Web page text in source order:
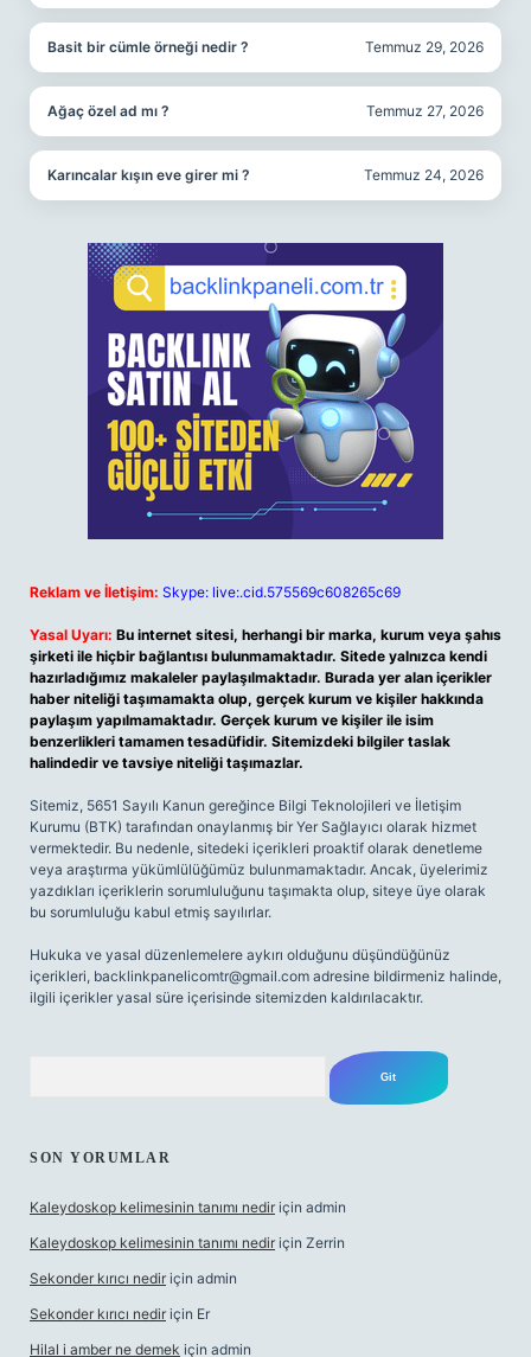
Basit bir cümle örneği nedir ? Temmuz 29, 2026
Ağaç özel ad mı ? Temmuz 27, 2026
Karıncalar kışın eve girer mi ? Temmuz 24, 2026
Reklam ve İletişim: Skype: live:.cid.575569c608265c69
Yasal Uyarı: Bu internet sitesi, herhangi bir marka, kurum veya şahıs
şirketi ile hiçbir bağlantısı bulunmamaktadır. Sitede yalnızca kendi
hazırladığımız makaleler paylaşılmaktadır. Burada yer alan içerikler
haber niteliği taşımamakta olup, gerçek kurum ve kişiler hakkında
paylaşım yapılmamaktadır. Gerçek kurum ve kişiler ile isim
benzerlikleri tamamen tesadüfidir. Sitemizdeki bilgiler taslak
halindedir ve tavsiye niteliği taşımazlar.
Sitemiz, 5651 Sayılı Kanun gereğince Bilgi Teknolojileri ve İletişim
Kurumu (BTK) tarafından onaylanmış bir Yer Sağlayıcı olarak hizmet
vermektedir. Bu nedenle, sitedeki içerikleri proaktif olarak denetleme
veya araştırma yükümlülüğümüz bulunmamaktadır. Ancak, üyelerimiz
yazdıkları içeriklerin sorumluluğunu taşımakta olup, siteye üye olarak
bu sorumluluğu kabul etmiş sayılırlar.
Hukuka ve yasal düzenlemelere aykırı olduğunu düşündüğünüz
içerikleri, backlinkpanelicomtr@gmail.com adresine bildirmeniz halinde,
ilgili içerikler yasal süre içerisinde sitemizden kaldırılacaktır.
SON YORUMLAR
Kaleydoskop kelimesinin tanımı nedir için admin
Kaleydoskop kelimesinin tanımı nedir için Zerrin
Sekonder kırıcı nedir için admin
Sekonder kırıcı nedir için Er
Hilal i amber ne demek için admin